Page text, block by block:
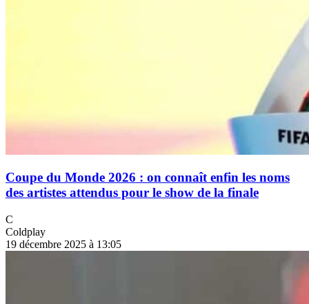
Coupe du Monde 2026 : on connaît enfin les noms
des artistes attendus pour le show de la finale
C
Coldplay
19 décembre 2025 à 13:05